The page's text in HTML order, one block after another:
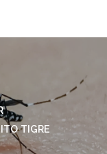
TIGRE